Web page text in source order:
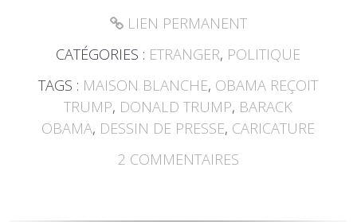
LIEN PERMANENT
CATÉGORIES : ETRANGER, POLITIQUE
TAGS : MAISON BLANCHE, OBAMA REÇOIT
TRUMP, DONALD TRUMP, BARACK
OBAMA, DESSIN DE PRESSE, CARICATURE
2 COMMENTAIRES